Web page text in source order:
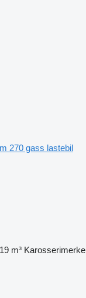
270 gass lastebil
19 m³ Karosserimerke